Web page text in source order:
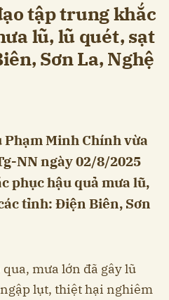
tập trung khắc
lũ, lũ quét, sạt
Sơn La, Nghệ
Minh Chính vừa
NN ngày 02/8/2025
phục hậu quả mưa lũ,
tỉnh: Điện Biên, Sơn
mưa lớn đã gây lũ
lụt, thiệt hại nghiêm
Hủy